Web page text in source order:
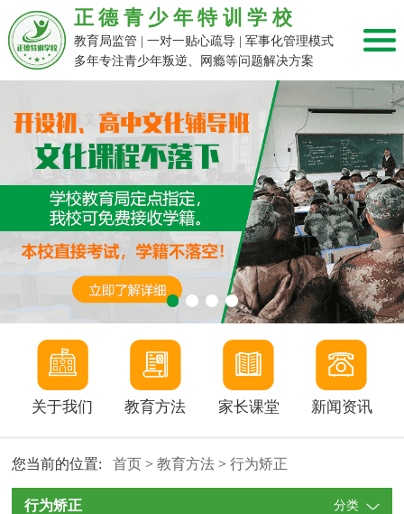
正德青少年特训学校
教育局监管 | 一对一贴心疏导 | 军事化管理模式
多年专注青少年叛逆、网瘾等问题解决方案
关于我们 教育方法 家长课堂 新闻资讯
您当前的位置:首页 >教育方法 >行为矫正
行为矫正 分类